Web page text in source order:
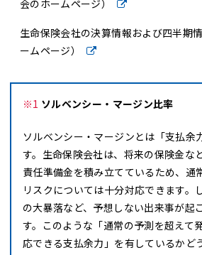
会のホームページ）
生命保険会社の決算情報および四半期
ームページ）
※1 ソルベンシー・マージン比率
ソルベンシー・マージンとは「支払余
す。生命保険会社は、将来の保険金な
責任準備金を積み立てているため、通
リスクについては十分対応できます。
の大暴落など、予想しない出来事が起
す。このような「通常の予測を超えて
応できる支払余力」を有しているかど